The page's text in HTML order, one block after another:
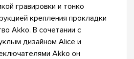
гравировки и тонко
крепления прокладки
Akko. В сочетании с
дизайном Alice и
Akko он